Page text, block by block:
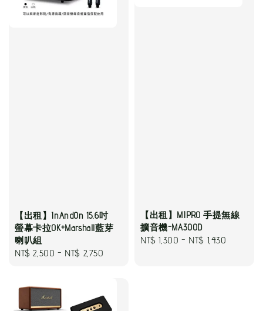
【出租】InAndOn 15.6吋
螢幕卡拉OK+Marshall藍芽
喇叭組
Regular
NT$ 2,500 - NT$ 2,750
【出租】MIPRO 手提無線
擴音機-MA300D
Regular
NT$ 1,300 - NT$ 1,430